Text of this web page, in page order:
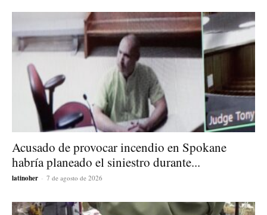
Acusado de provocar incendio en Spokane
habría planeado el siniestro durante...
latinoher - 7 de agosto de 2026